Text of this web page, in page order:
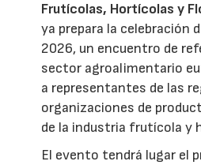
Frutícolas, Hortícolas y
ya prepara la celebración
2026, un encuentro de
sector agroalimentario
a representantes de las
organizaciones de
de la industria frutícola y
El evento tendrá lugar el